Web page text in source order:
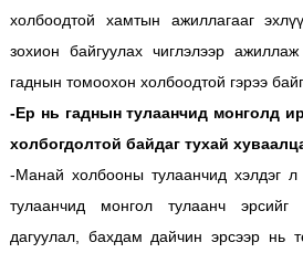
холбоодтой хамтын ажиллагааг
зохион байгуулах чиглэлээр
гаднын томоохон холбоодтой гэрээ
-Ер нь гаднын тулаанчид монголд
холбогдолтой байдаг тухай
-Манай холбооны тулаанчид хэлдэг л
тулаанчид монгол тулаанч
дагуулал, бахдам дайчин эрсээр нь